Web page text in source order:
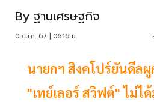
By ฐานเศรษฐกิจ
05 มี.ค. 67 | 06:16 น.
นายกฯ​ สิงคโปร์ยันดีล
"เทย์เลอร์ สวิฟต์" ไม่ไ